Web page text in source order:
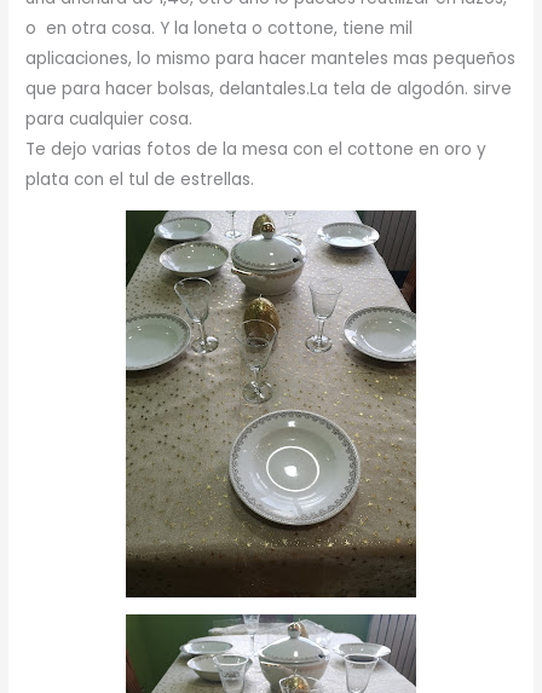
o en otra cosa. Y la loneta o cottone, tiene mil
aplicaciones, lo mismo para hacer manteles mas pequeños
que para hacer bolsas, delantales.La tela de algodón. sirve
para cualquier cosa.
Te dejo varias fotos de la mesa con el cottone en oro y
plata con el tul de estrellas.